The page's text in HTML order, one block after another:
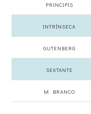
PRINCIPIS
INTRÍNSECA
GUTENBERG
SEXTANTE
M. BRANCO